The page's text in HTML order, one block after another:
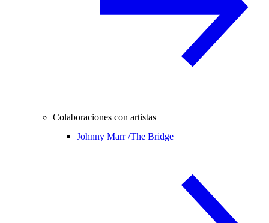
Colaboraciones con artistas
Johnny Marr /The Bridge